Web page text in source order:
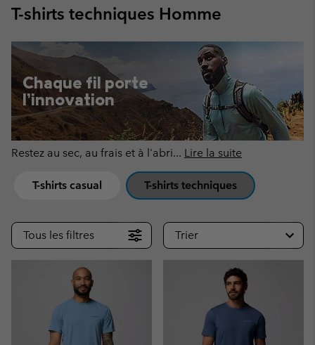
T-shirts techniques Homme
Chaque fil porte
l’innovation
Restez au sec, au frais et à l'abri... Lire la suite
T-shirts casual T-shirts techniques
Tous les filtres Trier